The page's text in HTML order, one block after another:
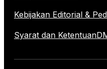
Kebijakan Editorial &
Syarat dan Ketentuan